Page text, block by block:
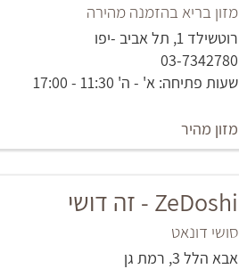
מזון בריא בהזמנה מהירה
רוטשילד 1, תל אביב -יפו
03-7342780
שעות פתיחה: א' - ה' 11:30 - 17:00
מזון מהיר
ZeDoshi - זה דושי
סושי דונאט
אבא הלל 3, רמת גן